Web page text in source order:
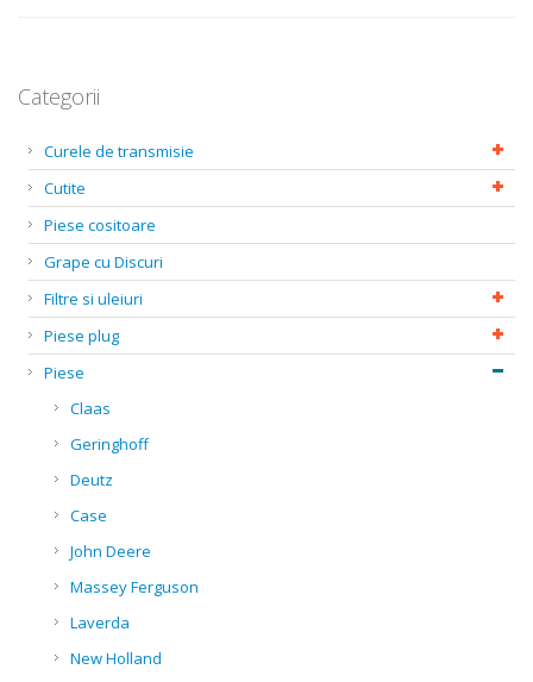
Categorii
Curele de transmisie
Cutite
Piese cositoare
Grape cu Discuri
Filtre si uleiuri
Piese plug
Piese
Claas
Geringhoff
Deutz
Case
John Deere
Massey Ferguson
Laverda
New Holland